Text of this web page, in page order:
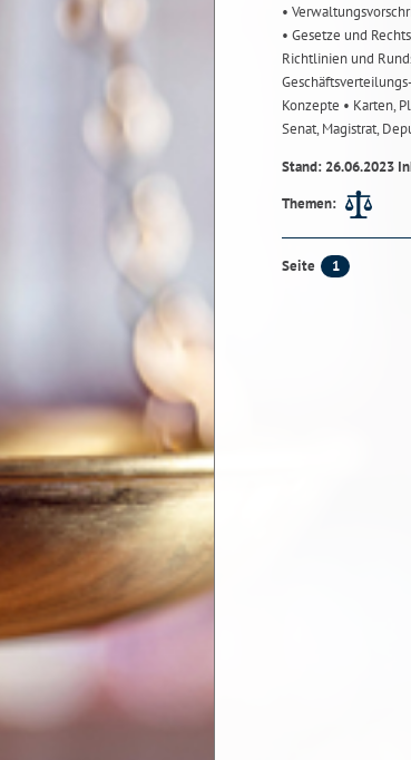
•
• Gesetze und
Richtlinien und
Konzepte • Karten,
Senat, Magistrat,
Stand: 26.06.2023
Themen:
Seite 1